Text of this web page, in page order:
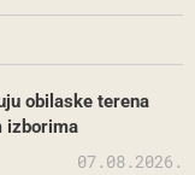
obilaske terena
izborima
07.08.2026.